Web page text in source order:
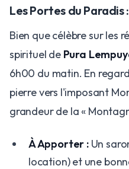
Les Portes du Paradis
Bien que célèbre sur les
spirituel de Pura
6h00 du matin. En
pierre vers l'imposant
grandeur de la «
À Apporter :Un
location) et une